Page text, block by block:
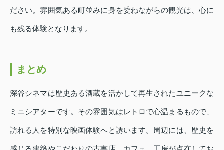
ださい。雰囲気ある町並みに身を委ねながらの観光は、心に
も残る体験となります。
まとめ
深谷シネマは歴史ある酒蔵を活かして再生されたユニークな
ミニシアターです。その雰囲気はレトロで心温まるもので、
訪れる人を特別な映画体験へと誘います。周辺には、歴史を